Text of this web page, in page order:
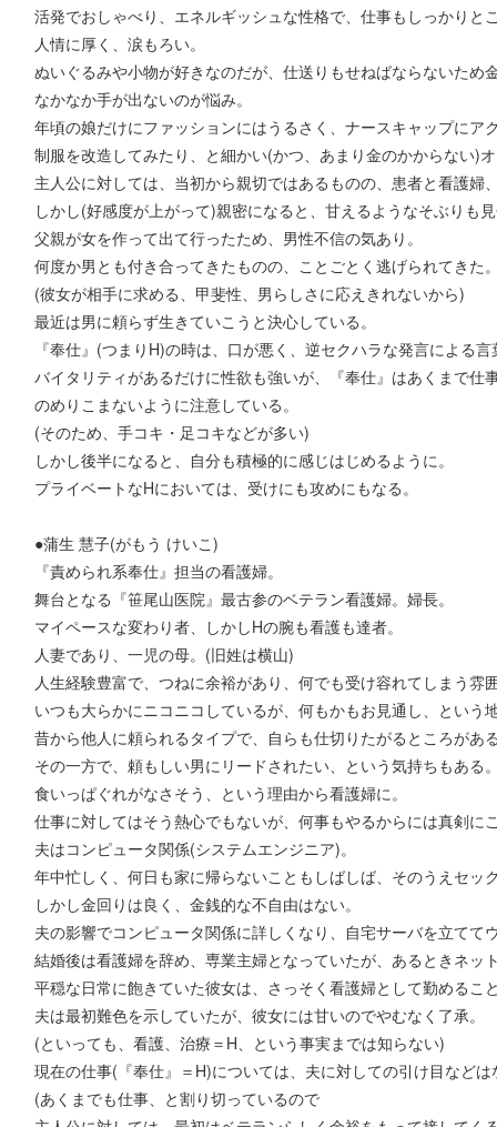
活発でおしゃべり、エネルギッシュな性格で、仕事もしっかりと
人情に厚く、涙もろい。
ぬいぐるみや小物が好きなのだが、仕送りもせねばならないため
なかなか手が出ないのが悩み。
年頃の娘だけにファッションにはうるさく、ナースキャップにア
制服を改造してみたり、と細かい(かつ、あまり金のかからない)
主人公に対しては、当初から親切ではあるものの、患者と看護婦
しかし(好感度が上がって)親密になると、甘えるようなそぶりも
父親が女を作って出て行ったため、男性不信の気あり。
何度か男とも付き合ってきたものの、ことごとく逃げられてきた
(彼女が相手に求める、甲斐性、男らしさに応えきれないから)
最近は男に頼らず生きていこうと決心している。
『奉仕』(つまりH)の時は、口が悪く、逆セクハラな発言による
バイタリティがあるだけに性欲も強いが、『奉仕』はあくまで仕
のめりこまないように注意している。
(そのため、手コキ・足コキなどが多い)
しかし後半になると、自分も積極的に感じはじめるように。
プライベートなHにおいては、受けにも攻めにもなる。
●蒲生 慧子(がもう けいこ)
『責められ系奉仕』担当の看護婦。
舞台となる『笹尾山医院』最古参のベテラン看護婦。婦長。
マイペースな変わり者、しかしHの腕も看護も達者。
人妻であり、一児の母。(旧姓は横山)
人生経験豊富で、つねに余裕があり、何でも受け容れてしまう雰
いつも大らかにニコニコしているが、何もかもお見通し、という
昔から他人に頼られるタイプで、自らも仕切りたがるところがあ
その一方で、頼もしい男にリードされたい、という気持ちもある
食いっぱぐれがなさそう、という理由から看護婦に。
仕事に対してはそう熱心でもないが、何事もやるからには真剣に
夫はコンピュータ関係(システムエンジニア)。
年中忙しく、何日も家に帰らないこともしばしば、そのうえセッ
しかし金回りは良く、金銭的な不自由はない。
夫の影響でコンピュータ関係に詳しくなり、自宅サーバを立てて
結婚後は看護婦を辞め、専業主婦となっていたが、あるときネッ
平穏な日常に飽きていた彼女は、さっそく看護婦として勤めるこ
夫は最初難色を示していたが、彼女には甘いのでやむなく了承。
(といっても、看護、治療＝H、という事実までは知らない)
現在の仕事(『奉仕』＝H)については、夫に対しての引け目などは
(あくまでも仕事、と割り切っているので